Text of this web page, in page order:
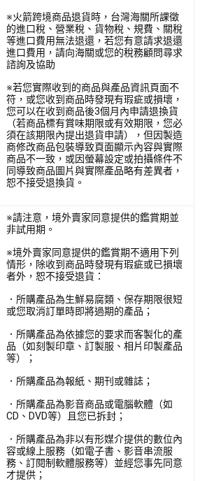
※火箭跨境商品退貨時，台灣海關所課徵
的進口稅、營業稅、貨物稅、規費、關稅
等進口費用無法退還，若您有意請求退還
進口費用，請向海關或您的稅務顧問尋求
諮詢及協助
※若您實際收到的商品與產品資訊頁面不
符，或您收到商品時發現有瑕疵或損壞，
您可以在收到商品後3個月內申請退換貨
（若商品標有賞味期限或有效期限，您必
須在該期限內提出退貨申請），但因製造
商修改商品包裝導致頁面顯示內容與實際
商品不一致，或因螢幕設定或拍攝條件不
同導致商品圖片與實際產品略有差異者，
恕不接受退換貨。
※請注意，境外賣家同意提供的鑑賞期並
非試用期。
※境外賣家同意提供的鑑賞期不適用下列
情形，除收到商品時發現有瑕疵或已損壞
者外，恕不接受退貨：
．所購產品為生鮮易腐類、保存期限很短
或您取消訂單時即將過期的產品；
．所購產品為依據您的要求而客製化的產
品（如刻製印章、訂製服、相片印製產品
等）；
．所購產品為報紙、期刊或雜誌；
．所購產品為影音商品或電腦軟體（如
CD、DVD等）且您已拆封；
．所購產品為非以有形媒介提供的數位內
容或線上服務（如電子書、影音串流服
務、訂閱制軟體服務等）並經您事先同意
才提供；